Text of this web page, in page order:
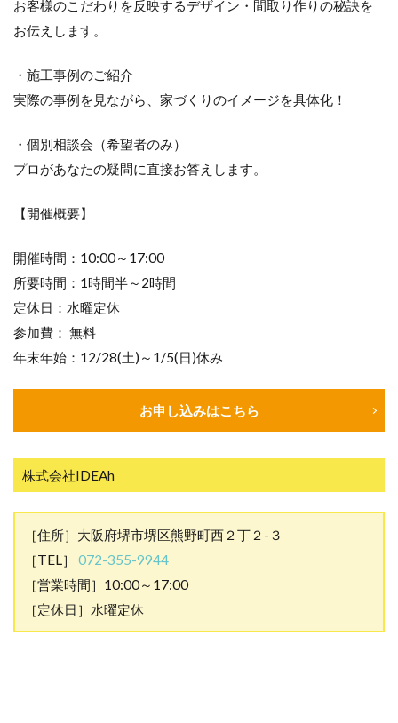
お客様のこだわりを反映するデザイン・間取り作りの秘訣を
お伝えします。
・施工事例のご紹介
実際の事例を見ながら、家づくりのイメージを具体化！
・個別相談会（希望者のみ）
プロがあなたの疑問に直接お答えします。
【開催概要】
開催時間：10:00～17:00
所要時間：1時間半～2時間
定休日：水曜定休
参加費： 無料
年末年始：12/28(土)～1/5(日)休み
お申し込みはこちら
株式会社IDEAh
［住所］大阪府堺市堺区熊野町西２丁２-３
［TEL］ 072-355-9944
［営業時間］10:00～17:00
［定休日］水曜定休